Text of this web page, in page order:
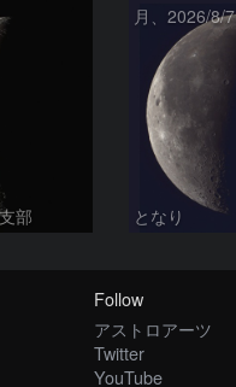
部
月、2026/8/7
となり
Follow
アストロアーツ
Twitter
YouTube